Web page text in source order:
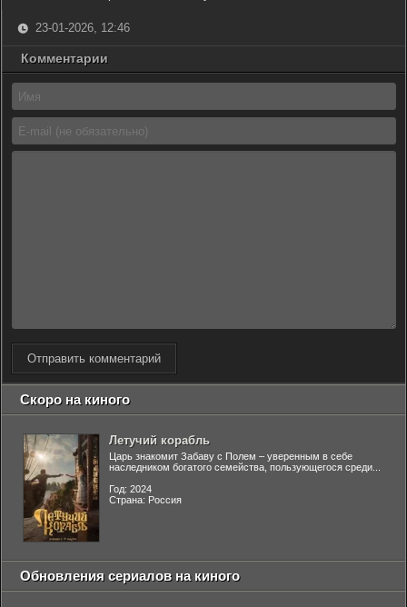
23-01-2026, 12:46
Комментарии
Отправить комментарий
Скоро на киного
Летучий корабль
Царь знакомит Забаву с Полем – уверенным в себе
наследником богатого семейства, пользующегося среди...
Год: 2024
Страна: Россия
Обновления сериалов на киного